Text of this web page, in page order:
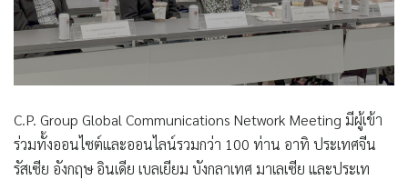
C.P. Group Global Communications Network Meeting มีผู้เข้า
ร่วมทั้งออนไซต์และออนไลน์รวมกว่า 100 ท่าน อาทิ ประเทศจีน
รัสเซีย อังกฤษ อินเดีย เบลเยียม บังกลาเทศ มาเลเซีย และประเท